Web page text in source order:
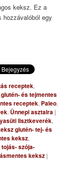
keksz. Ez a
egy
receptek,
glutén- és tejmentes
receptek, Paleo,
, Ünnepi asztalra |
lisztkeverék,
glutén- tej- és
keksz,
szója-
keksz |